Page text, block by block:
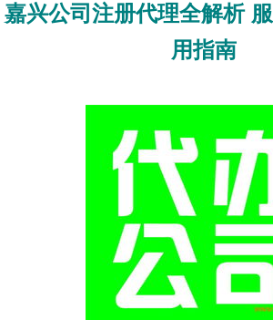
嘉兴公司注册代理全解析
用指南